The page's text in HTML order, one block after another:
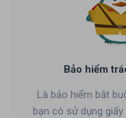
Bảo hiểm
Là bảo hiểm bắt
bạn có sử dụng